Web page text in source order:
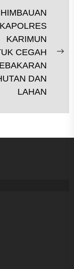
HIMBAUAN
KAPOLRES
KARIMUN
CEGAH
DAN
LAHAN